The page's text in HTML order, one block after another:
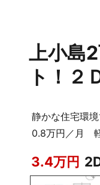
上小島
ト！２
静かな住宅環
0.8万円／月
3.4万円